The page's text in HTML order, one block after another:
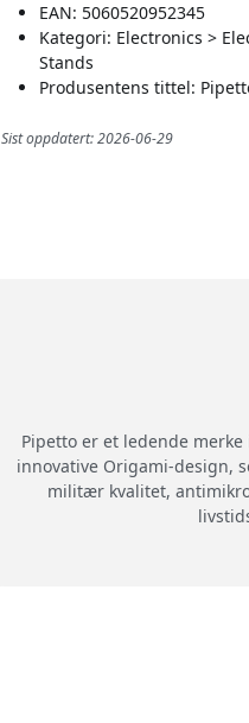
EAN: 5060520952345
Kategori: Electronics >
Stands
Produsentens tittel:
Sist oppdatert: 2026-06-29
Pipetto er et ledende
innovative Origami-design,
militær kvalitet,